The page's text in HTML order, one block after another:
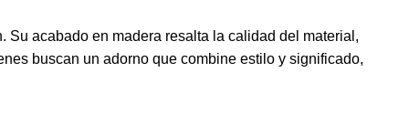
acabado en madera resalta la calidad del material,
buscan un adorno que combine estilo y significado,